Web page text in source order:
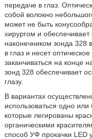
передаче в глаз.
собой волокно
может не быть
хирургом и
наконечником зонда 328
в глаз и несет
заканчиваться на конце
зонд 328 обеспечивает
глазу.
В вариантах
использоваться одно
которые легированы
органическими
способ УФ прокачки LED